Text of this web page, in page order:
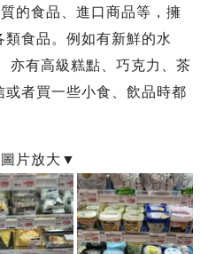
的食品、進口商品等，擁
食品。例如有新鮮的水
亦有高級糕點、巧克力、茶
者買一些小食、飲品時都